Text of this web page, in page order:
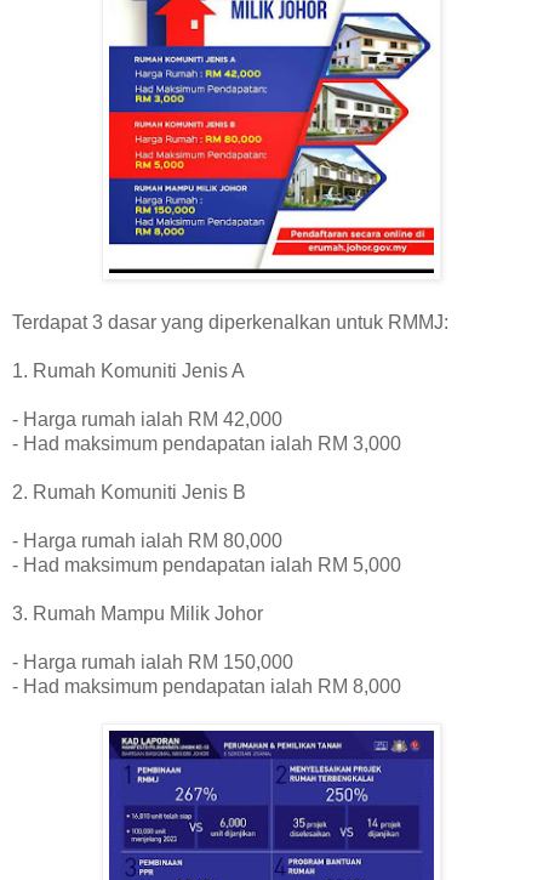
Terdapat 3 dasar yang diperkenalkan untuk RMMJ:
1. Rumah Komuniti Jenis A
- Harga rumah ialah RM 42,000
- Had maksimum pendapatan ialah RM 3,000
2. Rumah Komuniti Jenis B
- Harga rumah ialah RM 80,000
- Had maksimum pendapatan ialah RM 5,000
3. Rumah Mampu Milik Johor
- Harga rumah ialah RM 150,000
- Had maksimum pendapatan ialah RM 8,000